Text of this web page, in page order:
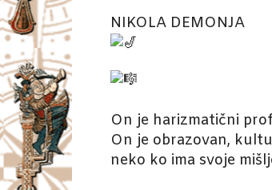
NIKOLA DEMONJA
On je harizmatični
On je obrazovan,
neko ko ima svoje